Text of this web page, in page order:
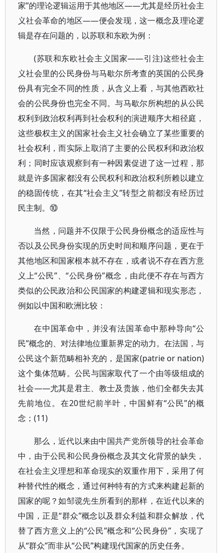
家”的理论逻辑运用于其他地区——尤其是经历社会主
义社会革命的地区——便会发现，这一概念及理论逻
辑是存在问题的，以苏联和东欧为例：
(苏联和东欧社会主义国家——引注)这些社会主
义社会里的公民身份与马歇尔所考查的英国的公民身
份具有完全不同的性质，从含义上看，与其他西欧社
会的公民身份也完全不同。与马歇尔所构想的从公民
权利到政治权利再到社会权利的演进顺序大相径庭，
这些极权主义的国家社会主义社会确立了某些重要的
社会权利，而实际上取消了主要的公民权利和政治权
利；同时应该观察到有一种因素促进了这一过程，那
就是许多国家都没有公民权利和政治权利所赖以建立
的稳固传统，在其“社会主义”转型之前都没有经历过
民主制。⑩
当然，问题并不仅限于公民身份概念的适应性与
否以及公民身份实现的历史时间和顺序问题，更在于
其他地区和国家根本就不存在，或者说不存在西方意
义上“公民”、“公民身份”概念，由此便不存在与西方
类似的公民政治和公民国家的构建逻辑和现实形态，
例如以中国和欧洲比较：
在中国革命中，并没有法国革命中那种导向“公
民”概念的、对法律地位重新界定的动力。在法国，与
公民这个新范畴相补充的，是国家(patrie or nation)
这个集体范畴。公民与国家取代了一个由等级组成的
社会——尤其是君主、教士及贵族，他们全都失去其
先前地位。在20世纪前半叶，中国鲜有“公民”的概
念；(11)
那么，近代以来由中国共产党所领导的社会革命
中，由于公民和公民身份概念及其文化背景的缺失，
在社会主义理想和革命现实的双重作用下，采用了何
种替代性的概念，通过何种特有的方式来构建起新的
国家的呢？如邹谠先生所看到的那样，在近代以来的
中国，正是“群众”概念以及群众利益和群众解放，代
替了西方意义上的“公民”概念和“公民身份”，实现了
从“群众”而非从“公民”构建现代国家的历史任务。